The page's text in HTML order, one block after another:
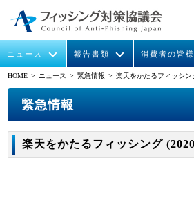
ニュース
イベント
報告書類
月次報告書
消費者の皆
フィッシングの報
マンガでわかるフィッシング
STOP. THINK.
運営委員紹介
HOME > ニュース >緊急情報 > 楽天をかたるフィッシン
緊急情報
楽天をかたるフィッシング